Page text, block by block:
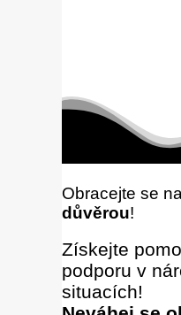
Obracejte se
důvěrou!
Získejte
podporu v
situacích!